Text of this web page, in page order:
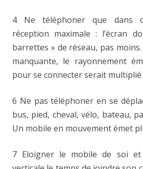
4 Ne téléphoner que dans
réception maximale : l’écran
barrettes » de réseau, pas
manquante, le rayonnement
pour se connecter serait multiplié
6 Ne pas téléphoner en se
bus, pied, cheval, vélo, bateau,
Un mobile en mouvement émet
7 Eloigner le mobile de soi